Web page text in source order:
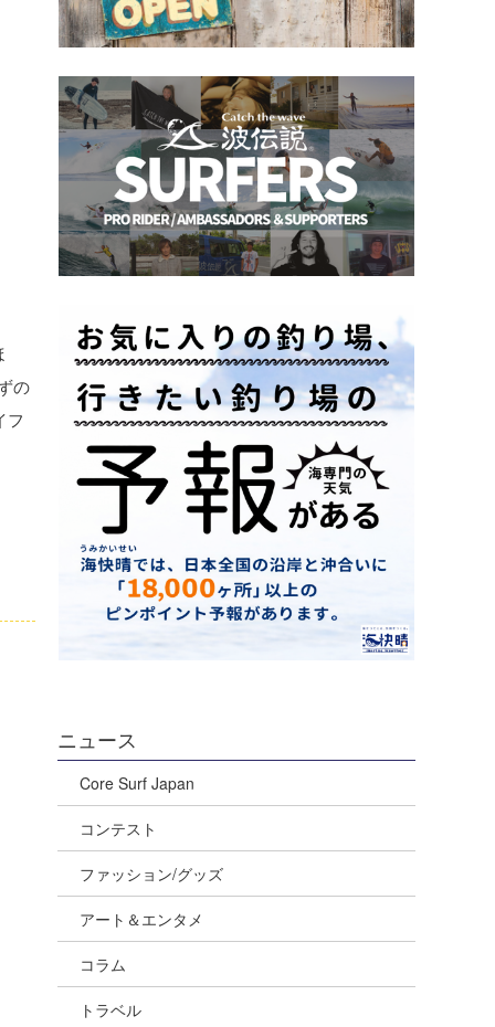
の
フ
ニュース
Core Surf Japan
コンテスト
ファッション/グッズ
アート＆エンタメ
コラム
トラベル